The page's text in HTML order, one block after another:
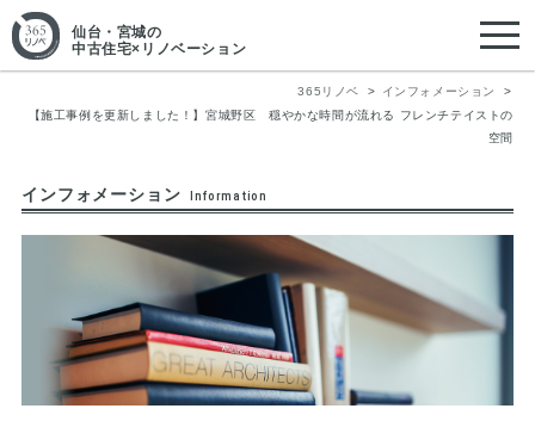
仙台・宮城の
中古住宅×リノベーション
365リノベ
インフォメーション
【施工事例を更新しました！】宮城野区 穏やかな時間が流れる フレンチテイストの
空間
インフォメーション Information